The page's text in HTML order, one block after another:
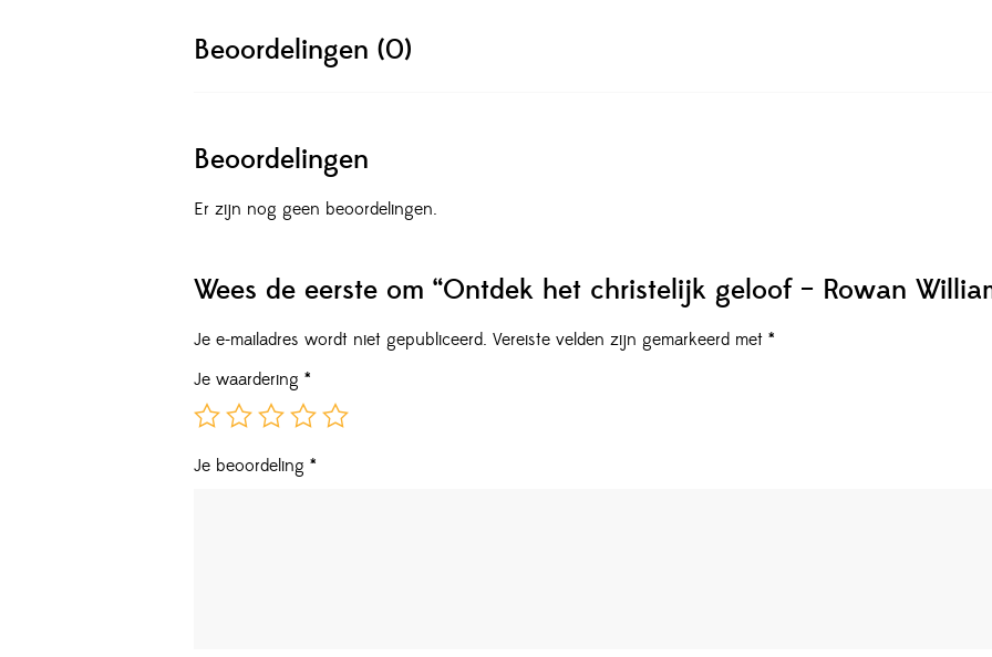
Beoordelingen (0)
Beoordelingen
Er zijn nog geen beoordelingen.
Wees de eerste om “Ontdek het christelijk geloof – Rowan
Je e-mailadres wordt niet gepubliceerd. Vereiste velden zijn gemarkeerd met *
Je waardering *
Je beoordeling *